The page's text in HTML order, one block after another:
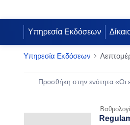
Υπηρεσία Εκδόσεων
Υπηρεσία Εκδόσεων
Publication Detail
Προσθήκη στην ενότητα «Οι